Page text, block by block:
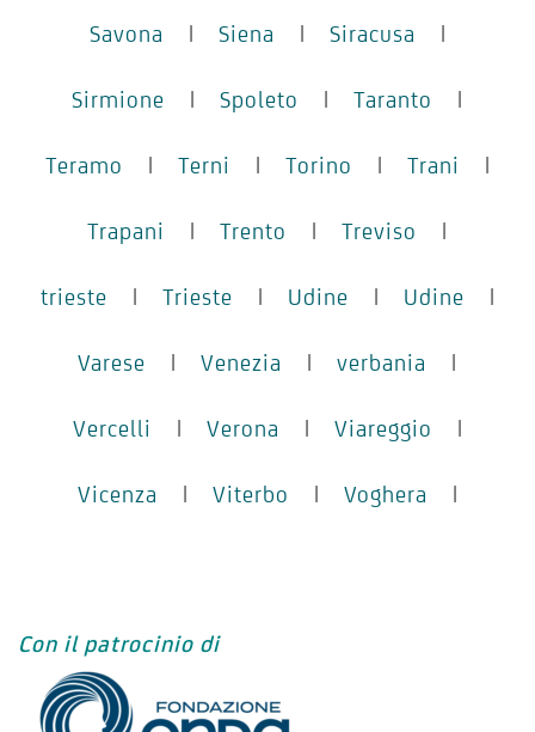
Savona | Siena | Siracusa |
Sirmione | Spoleto | Taranto |
Teramo | Terni | Torino | Trani |
Trapani | Trento | Treviso |
trieste | Trieste | Udine | Udine |
Varese | Venezia | verbania |
Vercelli | Verona | Viareggio |
Vicenza | Viterbo | Voghera |
Con il patrocinio di